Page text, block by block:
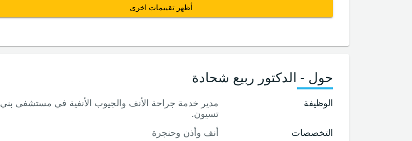
أظهر تقييمات اخرى
حول - الدكتور ربيع شحادة
الوظيفة
مدير خدمة جراحة الأنف والجيوب الأنفية في مستشفى بني
تسيون.
التخصصات
أنف وأذن وحنجرة